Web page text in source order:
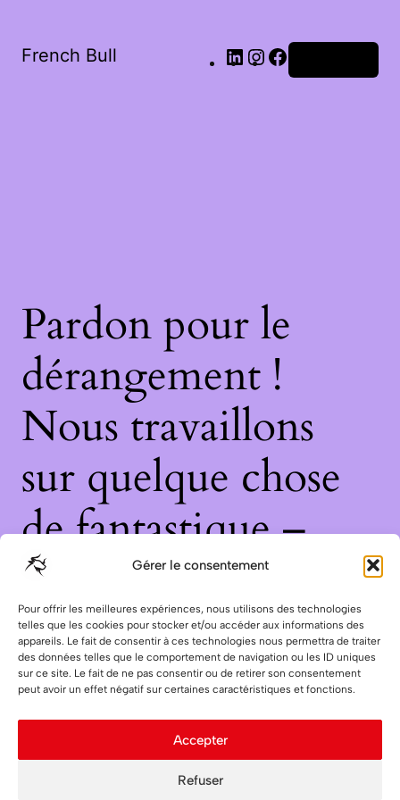
Gérer le consentement
Pour offrir les meilleures expériences, nous utilisons des technologies
telles que les cookies pour stocker et/ou accéder aux informations des
appareils. Le fait de consentir à ces technologies nous permettra de traiter
des données telles que le comportement de navigation ou les ID uniques
sur ce site. Le fait de ne pas consentir ou de retirer son consentement
peut avoir un effet négatif sur certaines caractéristiques et fonctions.
Accepter
Refuser
French Bull
Pardon pour le
dérangement !
Nous travaillons
sur quelque chose
de fantastique –
revenez bientôt !